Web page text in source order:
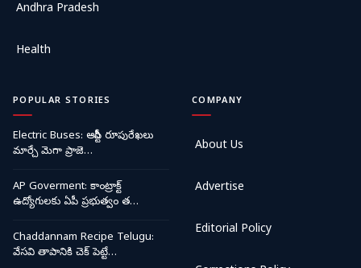
Andhra Pradesh
Health
POPULAR STORIES
Electric Buses: ఆర్టీసీ రూపురేఖలు
మార్చే మెగా ప్రాజె…
AP Goverment: కాంట్రాక్ట్
ఉద్యోగులకు ఏపీ ప్రభుత్వం త…
Chaddannam Recipe Telugu:
వేసవి తాపానికి చెక్ పెట్టే…
COMPANY
About Us
Advertise
Editorial Policy